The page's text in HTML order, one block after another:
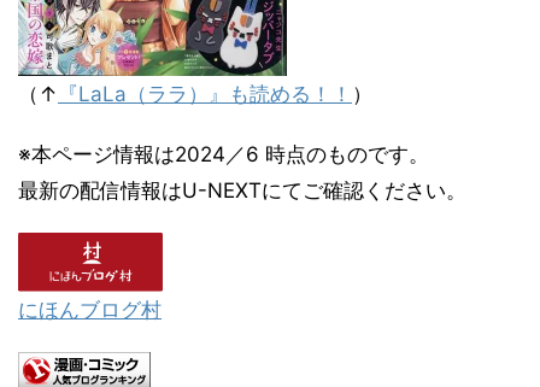
（↑ 『LaLa（ララ）』も読める！！ ）
※本ページ情報は2024／6 時点のものです。
最新の配信情報はU-NEXTにてご確認ください。
にほんブログ村